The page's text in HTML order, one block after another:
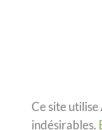
Ce site
indésirables.